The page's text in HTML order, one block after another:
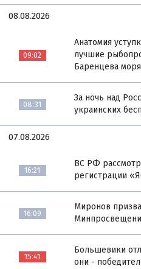
08.08.2026
09:02
Анатомия
лучшие
Баренцева моря
08:31
За ночь над
украинских
07.08.2026
16:21
ВС РФ
регистрации
16:09
Миронов
15:41
Большевики
они -